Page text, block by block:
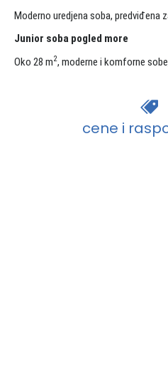
Moderno uredjena soba, predviđena
Junior soba pogled more
Oko 28 m2, moderne i komforne
cene i